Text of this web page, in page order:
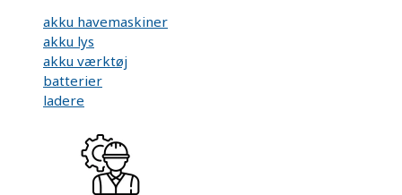
akku havemaskiner
akku lys
akku værktøj
batterier
ladere